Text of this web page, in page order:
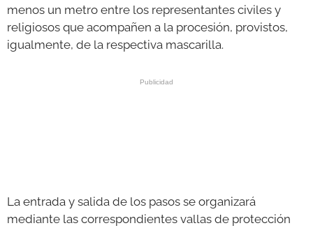
menos un metro entre los representantes civiles y
religiosos que acompañen a la procesión, provistos,
igualmente, de la respectiva mascarilla.
La entrada y salida de los pasos se organizará
mediante las correspondientes vallas de protección